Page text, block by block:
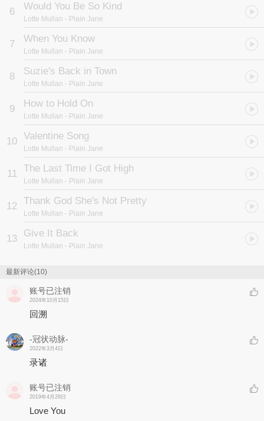
6 Would You Be So Kind
Lotte Mullan - Plain Jane
7 When You Know
Lotte Mullan - Plain Jane
8 Suzie's Back in Town
Lotte Mullan - Plain Jane
9 How to Hold On
Lotte Mullan - Plain Jane
10 Valentine Song
Lotte Mullan - Plain Jane
11 The Last Time I Got High
Lotte Mullan - Plain Jane
12 Thank God She's Not Pretty
Lotte Mullan - Plain Jane
13 Give It Back
Lotte Mullan - Plain Jane
最新评论(10)
账号已注销
2024年10月15日
回溯
-冠状动脉-
2022年3月4日
录诸
账号已注销
2019年4月29日
Love You